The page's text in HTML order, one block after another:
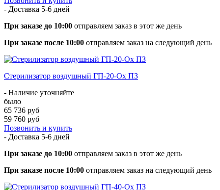
- Доставка 5-6 дней
При заказе до 10:00 отправляем заказ в этот же день
При заказе после 10:00 отправляем заказ на следующий день
Стерилизатор воздушный ГП-20-Ох ПЗ
- Наличие уточняйте
было
65 736 руб
59 760 руб
Позвонить и купить
- Доставка 5-6 дней
При заказе до 10:00 отправляем заказ в этот же день
При заказе после 10:00 отправляем заказ на следующий день